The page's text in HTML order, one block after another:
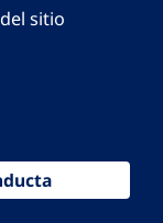
sitio